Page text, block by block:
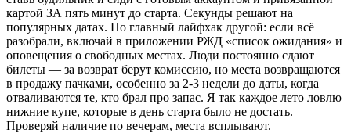
картой ЗА пять минут до старта. Секунды решают на
популярных датах. Но главный лайфхак другой: если всё
разобрали, включай в приложении РЖД «список ожидания» и
оповещения о свободных местах. Люди постоянно сдают
билеты — за возврат берут комиссию, но места возвращаются
в продажу пачками, особенно за 2-3 недели до даты, когда
отваливаются те, кто брал про запас. Я так каждое лето ловлю
нижние купе, которые в день старта было не достать.
Проверяй наличие по вечерам, места всплывают.